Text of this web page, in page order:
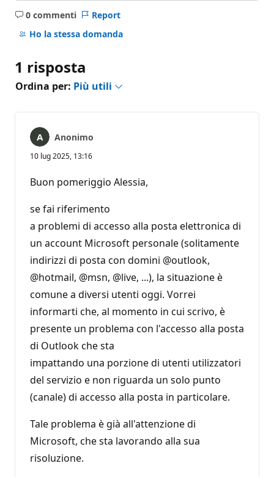
0 commenti
Nessun
commento
Report
Ho la stessa domanda
1 risposta
Ordina per: Più utili
Anonimo
10 lug 2025, 13:16
Buon pomeriggio Alessia,
se fai riferimento
a problemi di accesso alla posta elettronica di
un account Microsoft personale (solitamente
indirizzi di posta con domini @outlook,
@hotmail, @msn, @live, ...), la situazione è
comune a diversi utenti oggi. Vorrei
informarti che, al momento in cui scrivo, è
presente un problema con l'accesso alla posta
di Outlook che sta
impattando una porzione di utenti utilizzatori
del servizio e non riguarda un solo punto
(canale) di accesso alla posta in particolare.
Tale problema è già all'attenzione di
Microsoft, che sta lavorando alla sua
risoluzione.